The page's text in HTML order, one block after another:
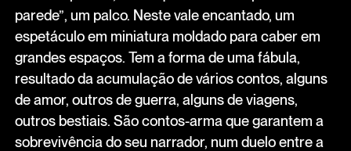
parede”, um palco. Neste vale encantado, um
espetáculo em miniatura moldado para caber em
grandes espaços. Tem a forma de uma fábula,
resultado da acumulação de vários contos, alguns
de amor, outros de guerra, alguns de viagens,
outros bestiais. São contos-arma que garantem a
sobrevivência do seu narrador, num duelo entre a